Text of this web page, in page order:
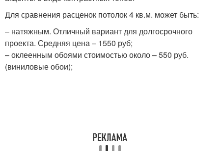
Для сравнения расценок потолок 4 кв.м. может быть:
– натяжным. Отличный вариант для долгосрочного
проекта. Средняя цена – 1550 руб;
– оклеенным обоями стоимостью около – 550 руб.
(виниловые обои);